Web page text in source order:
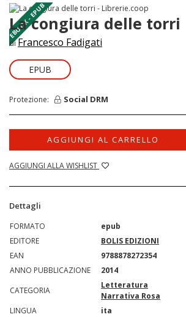
EBOOK - EPUB
La congiura delle torri
diFrancesco Fadigati
EPUB
Protezione: Social DRM
AGGIUNGI AL CARRELLO
AGGIUNGI ALLA WISHLIST
Dettagli
FORMATO
epub
EDITORE
BOLIS EDIZIONI
EAN
9788878272354
ANNO PUBBLICAZIONE
2014
CATEGORIA
Letteratura
Narrativa Rosa
LINGUA
ita